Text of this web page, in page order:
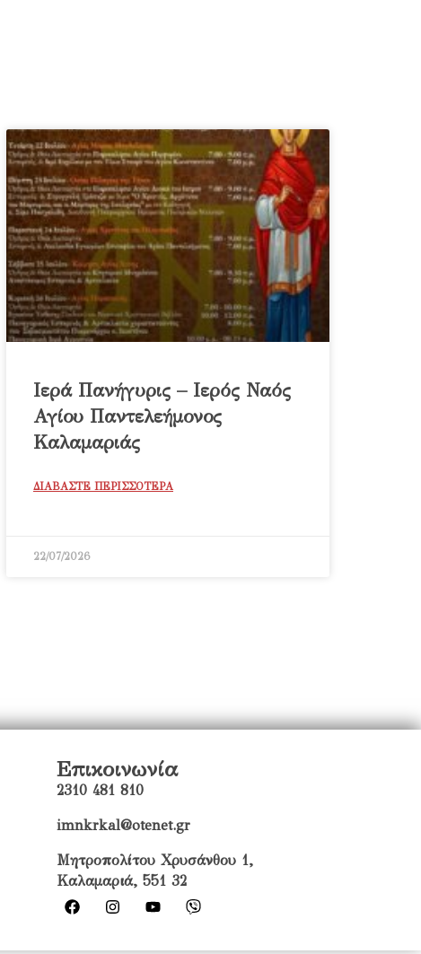
Ιερά Πανήγυρις – Ιερός Ναός
Αγίου Παντελεήμονος
Καλαμαριάς
ΔΙΑΒΑΣΤΕ ΠΕΡΙΣΣΟΤΕΡΑ
22/07/2026
Επικοινωνία
2310 481 810
imnkrkal@otenet.gr
Μητροπολίτου Χρυσάνθου 1,
Καλαμαριά, 551 32